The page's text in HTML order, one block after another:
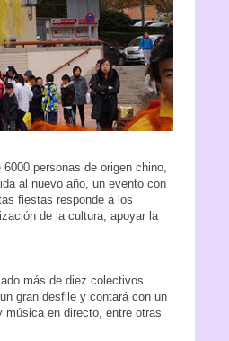
personas de origen chino,
al nuevo año, un evento con
fiestas responde a los
de la cultura, apoyar la
más de diez colectivos
gran desfile y contará con un
música en directo, entre otras